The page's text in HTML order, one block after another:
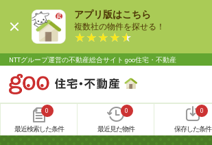
アプリ版はこちら
複数社の物件を探せる！
NTTグループ運営の不動産総合サイト goo住宅・不動産
0
最近検索した条件
0
最近見た物件
0
保存した条件